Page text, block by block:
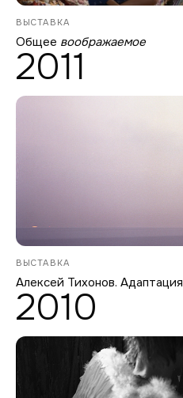
ВЫСТАВКА
Общее воображаемое
2011
ВЫСТАВКА
Алексей Тихонов. Адаптация
2010